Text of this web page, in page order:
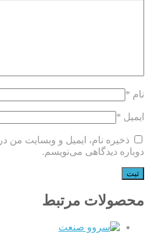
نام *
ایمیل *
ذخیره نام، ایمیل و وبسایت من
دوباره دیدگاهی می‌نویسم.
محصولات مرتبط